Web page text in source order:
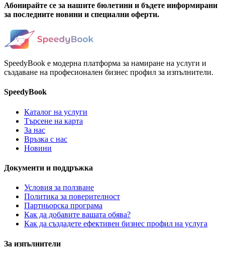
Абонирайте се за нашите бюлетини и бъдете информирани
за последните новини и специални оферти.
SpeedyBook е модерна платформа за намиране на услуги и
създаване на професионален бизнес профил за изпълнители.
SpeedyBook
Каталог на услуги
Търсене на карта
За нас
Връзка с нас
Новини
Документи и поддръжка
Условия за ползване
Политика за поверителност
Партньорска програма
Как да добавите вашата обява?
Как да създадете ефективен бизнес профил на услуга
За изпълнители